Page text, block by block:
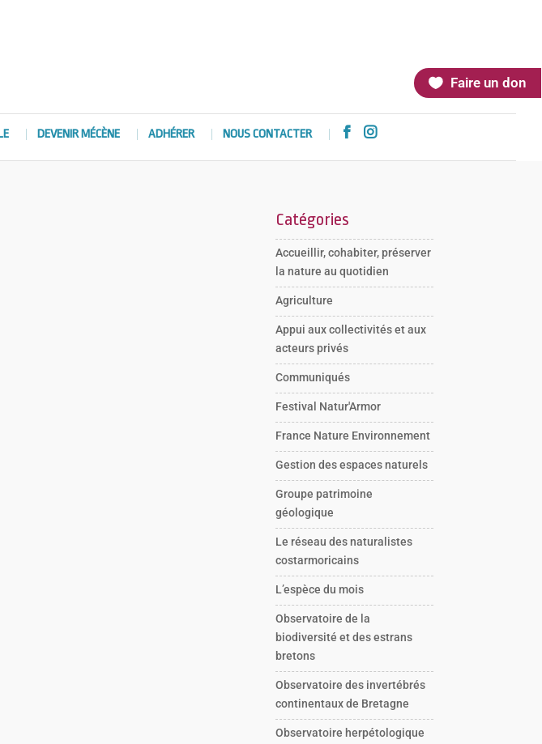
Faire un don
DEVENIR MÉCÈNE ADHÉRER NOUS CONTACTER  
Catégories
Accueillir, cohabiter, préserver
la nature au quotidien
Agriculture
Appui aux collectivités et aux
acteurs privés
Communiqués
Festival Natur'Armor
France Nature Environnement
Gestion des espaces naturels
Groupe patrimoine
géologique
Le réseau des naturalistes
costarmoricains
L’espèce du mois
Observatoire de la
biodiversité et des estrans
bretons
Observatoire des invertébrés
continentaux de Bretagne
Observatoire herpétologique